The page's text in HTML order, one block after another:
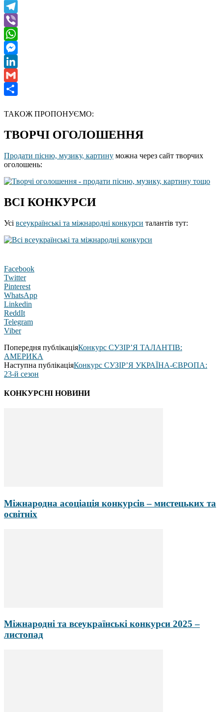
X
Telegram
Viber
WhatsApp
Messenger
LinkedIn
Gmail
ТАКОЖ ПРОПОНУЄМО:
ТВОРЧІ ОГОЛОШЕННЯ
Продати пісню, музику, картину можна через сайт творчих
оголошень:
ВСІ КОНКУРСИ
Усі всеукраїнські та міжнародні конкурси талантів тут:
Facebook
Twitter
Pinterest
WhatsApp
Linkedin
ReddIt
Telegram
Viber
Попередня публікаціяКонкурс СУЗІР’Я ТАЛАНТІВ:
АМЕРИКА
Наступна публікаціяКонкурс СУЗІР’Я УКРАЇНА-ЄВРОПА:
23-й сезон
КОНКУРСНІ НОВИНИ
Міжнародна асоціація конкурсів – мистецьких та
освітніх
Міжнародні та всеукраїнські конкурси 2025 –
листопад